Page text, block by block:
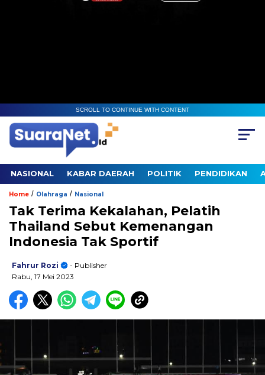
SCROLL TO CONTINUE WITH CONTENT
NASIONAL KABAR DAERAH POLITIK PENDIDIKAN
Home / Olahraga / Nasional
Tak Terima Kekalahan, Pelatih
Thailand Sebut Kemenangan
Indonesia Tak Sportif
Fahrur Rozi
- Publisher
Rabu, 17 Mei 2023